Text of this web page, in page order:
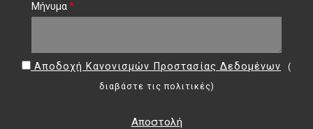
Μήνυμα*
Αποδοχή Κανονισμών Προστασίας Δεδομένων
(
διαβάστε τις πολιτικές)
Αποστολή